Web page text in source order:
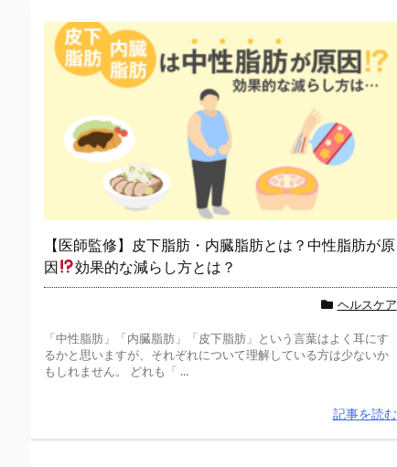
【医師監修】皮下脂肪・内臓脂肪とは？中性脂肪が原
因
効果的な減らし方とは？
ヘルスケア
「中性脂肪」「内臓脂肪」「皮下脂肪」という言葉はよく耳にす
るかと思いますが、それぞれについて理解している方は少ないか
もしれません。 どれも「 ...
記事を読む